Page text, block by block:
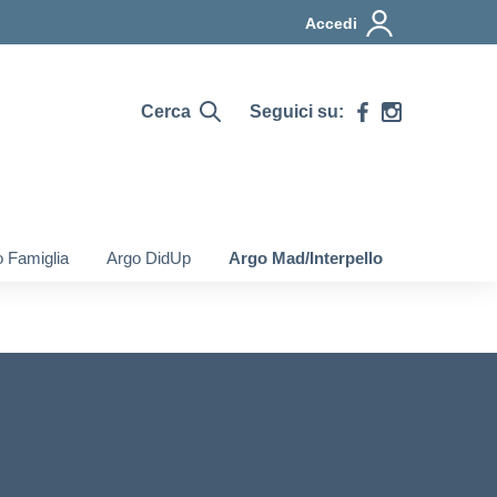
Accedi
Cerca Seguici su:
Famiglia Argo DidUp Argo Mad/Interpello